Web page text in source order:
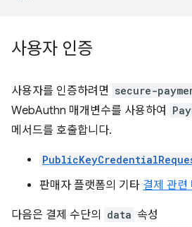
사용자 인증
사용자를 인증하려면 secure-
WebAuthn 매개변수를 사용하여
메서드를 호출합니다.
판매자 플랫폼의 기타 결제 관련
다음은 결제 수단의 data 속성